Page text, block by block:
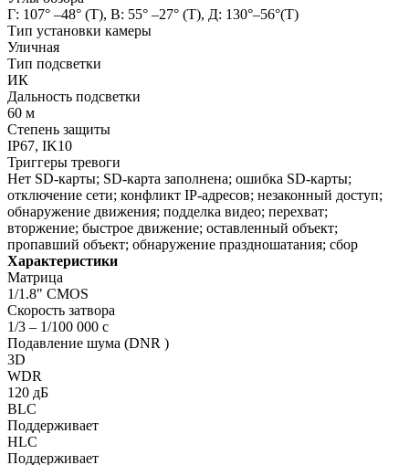
Г: 107° –48° (Т), В: 55° –27° (Т), Д: 130°–56°(Т)
Тип установки камеры
Уличная
Тип подсветки
ИК
Дальность подсветки
60 м
Степень защиты
IP67, IK10
Триггеры тревоги
Нет SD-карты; SD-карта заполнена; ошибка SD-карты;
отключение сети; конфликт IP-адресов; незаконный доступ;
обнаружение движения; подделка видео; перехват;
вторжение; быстрое движение; оставленный объект;
пропавший объект; обнаружение праздношатания; сбор
Характеристики
Матрица
1/1.8" CMOS
Скорость затвора
1/3 – 1/100 000 с
Подавление шума (DNR )
3D
WDR
120 дБ
BLC
Поддерживает
HLC
Поддерживает